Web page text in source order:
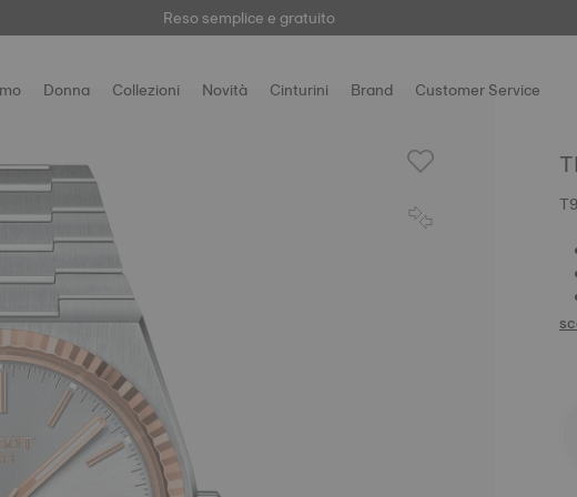
Reso semplice e gratuito
Donna Collezioni Novità Cinturini Brand Customer Service